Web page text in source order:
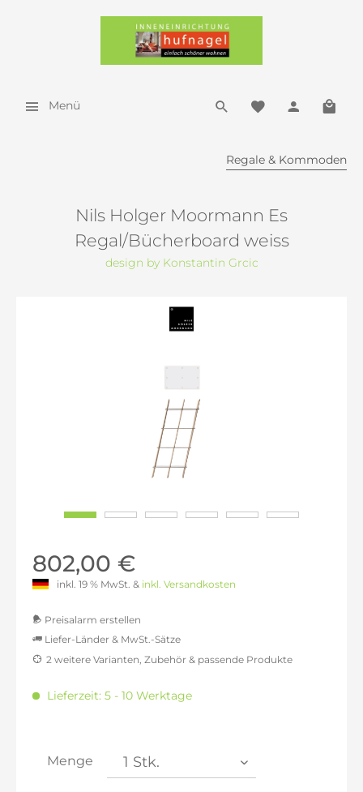
Menü
Regale & Kommoden
Nils Holger Moormann Es
Regal/Bücherboard weiss
design by Konstantin Grcic
802,00 €
inkl. 19 % MwSt. & inkl. Versandkosten
Preisalarm erstellen
Liefer-Länder & MwSt.-Sätze
inkl. 16% MwSt.: 781,78 €
inkl. 20% MwSt.: 808,74 €
inkl. 21% MwSt.: 815,48 €
inkl. 22% MwSt.: 822,22 €
2 weitere Varianten, Zubehör & passende Produkte
Lieferzeit: 5 - 10 Werktage
Menge